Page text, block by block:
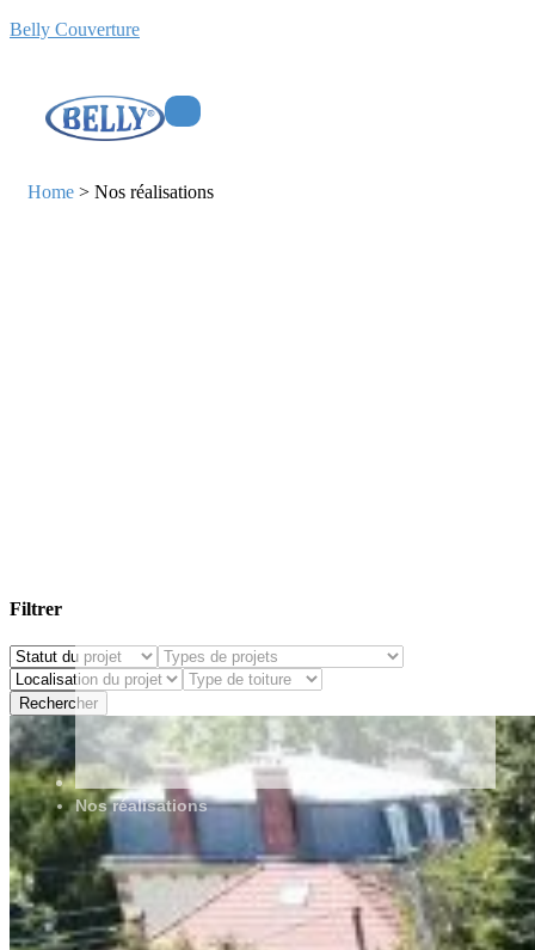
Belly Couverture
Home > Nos réalisations
Nos réalisations
Filtrer
Rechercher